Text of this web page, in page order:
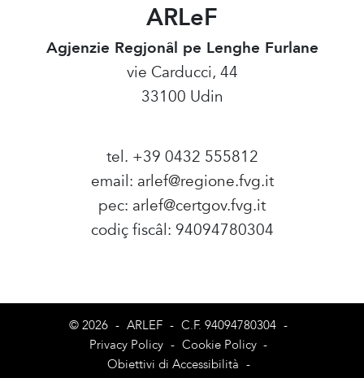
ARLeF
Agjenzie Regjonâl pe Lenghe Furlane
vie Carducci, 44
33100 Udin
tel. +39 0432 555812
email: arlef@regione.fvg.it
pec: arlef@certgov.fvg.it
codiç fiscâl: 94094780304
© 2026 - ARLEF - C.F. 94094780304 -
Privacy Policy - Cookie Policy -
Obiettivi di Accessibilità -